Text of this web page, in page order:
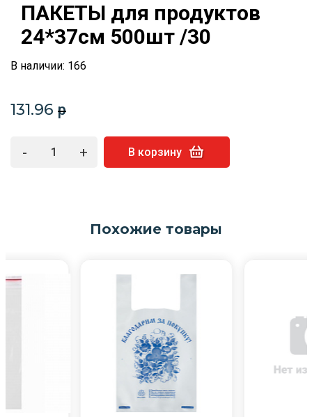
ПАКЕТЫ для продуктов
24*37см 500шт /30
В наличии: 166
131.96 p
- + В корзину
Похожие товары